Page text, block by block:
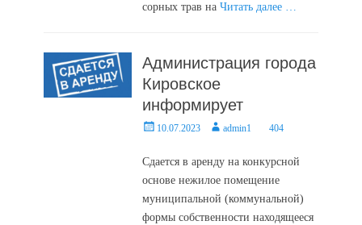
сорных трав наЧитать далее …
Администрация города
Кировское
информирует
Posted10.07.2023 Authoradmin1 404
Сдается в аренду на конкурсной
основе нежилое помещение
муниципальной (коммунальной)
формы собственности находящееся